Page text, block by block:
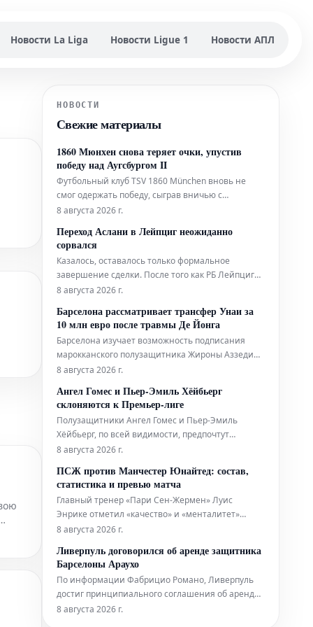
Новости La Liga Новости Ligue 1 Новости АПЛ
из
НОВОСТИ
Свежие материалы
1860 Мюнхен снова теряет очки, упустив
победу над Аугсбургом II
Футбольный клуб TSV 1860 München вновь не
смог одержать победу, сыграв вничью с
командой FC Augsburg II в пятницу вечером.
упустили контроль над игрой к концу первого
тайма, что позволило аугсбургцам совершить
камбэк.
8 августа 2026 г.
Переход Аслани в Лейпциг неожиданно
сорвался
Казалось, оставалось только формальное
завершение сделки. После того как РБ Лейпциг
официально оформил переход Яна Диоманде в
Хоффенхайма должен был быть открыт. Однако,
он остается в TSG.
8 августа 2026 г.
Барселона рассматривает трансфер Унаи за
10 млн евро после травмы Де Йонга
Барселона изучает возможность подписания
марокканского полузащитника Жироны Аззедина
Унаи на фоне травмы Френки де Йонга.
боковой связки правого колена, что вынуждает
каталонский клуб пересмотреть свои
трансферные планы. Травма Де Йонга требует
поиска
8 августа 2026 г.
Ангел Гомес и Пьер-Эмиль Хёйбьерг
склоняются к Премьер-лиге
Полузащитники Ангел Гомес и Пьер-Эмиль
Хёйбьерг, по всей видимости, предпочтут
продолжить свою карьеру в английской Премьер-
активно рассматривают варианты перехода в
клубы высшего дивизиона Англии. Информация
об их предпочтениях поступила из
осведомленных
8 августа 2026 г.
ПСЖ против Манчестер Юнайтед: состав,
статистика и превью матча
Главный тренер «Пари Сен-Жермен» Луис
Энрике отметил «качество» и «менталитет»
своих воспитанников, готовясь ко второму
основных игроков. Чемпионы Лиги чемпионов
встретятся с «Манчестер Юнайтед» в Гётеборге.
В среду ПСЖ уступил «Мальорке» со
8 августа 2026 г.
Ливерпуль договорился об аренде защитника
Барселоны Араухо
По информации Фабрицио Романо, Ливерпуль
достиг принципиального соглашения об аренде
Рональда Араухо из Барселоны. Это решение
8 августа 2026 г.